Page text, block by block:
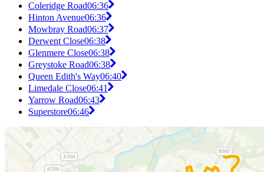
Coleridge Road06:36
Hinton Avenue06:36
Mowbray Road06:37
Derwent Close06:38
Glenmere Close06:38
Greystoke Road06:38
Queen Edith's Way06:40
Limedale Close06:41
Yarrow Road06:43
Superstore06:46